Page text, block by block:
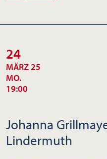
24
MÄRZ 25
MO.
19:00
Johanna
Lindermuth